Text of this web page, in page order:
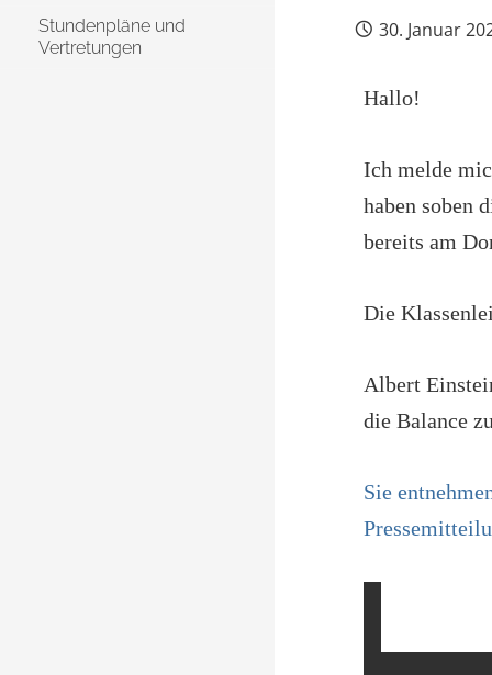
Stundenpläne und
Vertretungen
30. Januar
Hallo!
Ich melde
haben soben
bereits am
Die
Albert
die Balance
Sie